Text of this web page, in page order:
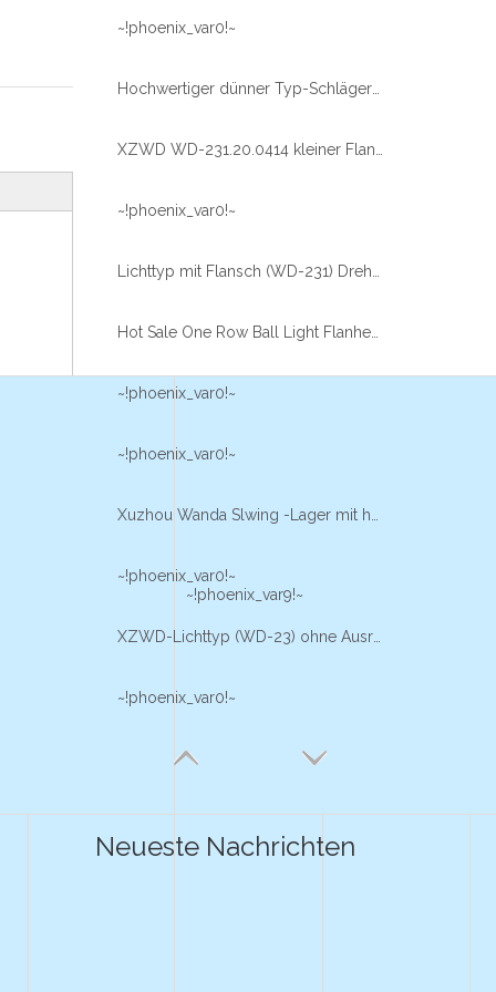
~!phoenix_var9!~
~!phoenix_var0!~
~!phoenix_var0!~
~!phoenix_var0!~
~!phoenix_var0!~
~!phoenix_var0!~
~!phoenix_var0!~
Neueste Nachrichten